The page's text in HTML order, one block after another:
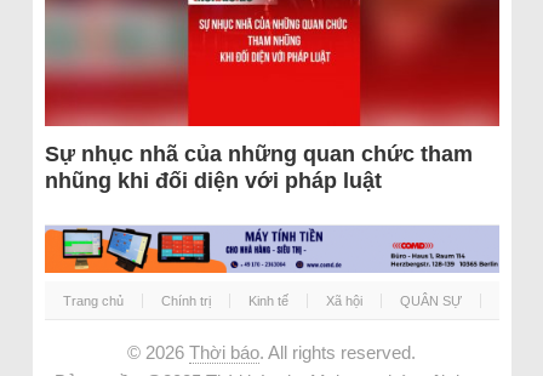
Sự nhục nhã của những quan chức tham
nhũng khi đối diện với pháp luật
Trang chủ Chính trị Kinh tế Xã hội QUÂN SỰ
© 2026 Thời báo. All rights reserved.